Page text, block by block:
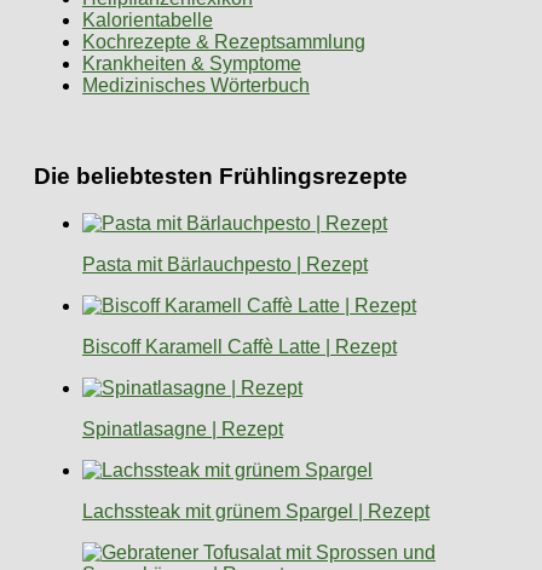
Kalorientabelle
Kochrezepte & Rezeptsammlung
Krankheiten & Symptome
Medizinisches Wörterbuch
Die beliebtesten Frühlingsrezepte
Pasta mit Bärlauchpesto | Rezept
Biscoff Karamell Caffè Latte | Rezept
Spinatlasagne | Rezept
Lachssteak mit grünem Spargel | Rezept